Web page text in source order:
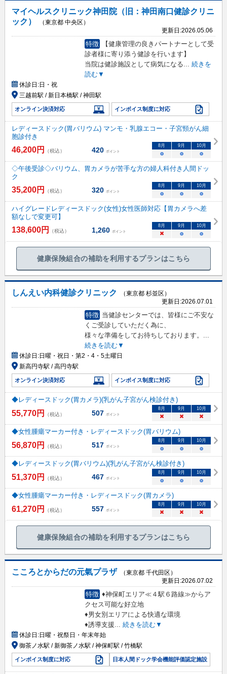
マイヘルスクリニック神田院（旧：神田南口健診クリニ
ック）
（東京都 中央区）
更新日:2026.05.06
特徴
【健康管理の良きパートナーとして受
診者様に寄り添う健診を行います】
当院は健診施設として病気になる
続きを
読む▼
休診日:日・祝
三越前駅 / 新日本橋駅 / 神田駅
オンライン決済対応 インボイス制度に対応
レディースドック(胃バリウム) マンモ・乳腺エコー・子宮頸がん細
胞診付き
46,200円 （税込） 420 ポイント
8 月 9 月 10月
○ ○ ○
◇午後受診◇バリウム、胃カメラが苦手な方の婦人科付き人間ドッ
ク
35,200円 （税込） 320 ポイント
8 月 9 月 10月
○ ○ ○
ハイグレードレディースドック(女性)女性医師対応【胃カメラへ差
額なしで変更可】
138,600円 （税込） 1,260 ポイント
8 月 9 月 10月
× ○ ○
健康保険組合の補助を利用するプランはこちら
しんえい内科健診クリニック
（東京都 杉並区）
更新日:2026.07.01
特徴 当健診センターでは、皆様にご不安な
くご受診していただく為に、
様々な準備をしてお待ちしております。 ...
続きを読む▼
休診日:日曜・祝日・第2・4・5土曜日
新高円寺駅 / 高円寺駅
オンライン決済対応 インボイス制度に対応
◆レディースドック(胃カメラ)(乳がん子宮がん検診付き)
55,770円 （税込） 507 ポイント
8月 9月 10月
× × ×
◆女性腫瘍マーカー付き・レディースドック(胃バリウム)
56,870円 （税込） 517 ポイント
8月 9月 10月
○ ○ ○
◆レディースドック(胃バリウム)(乳がん子宮がん検診付き)
51,370円 （税込） 467 ポイント
8月 9月 10月
○ ○ ○
◆女性腫瘍マーカー付き・レディースドック(胃カメラ)
61,270円 （税込） 557 ポイント
8月 9月 10月
× × ×
健康保険組合の補助を利用するプランはこちら
こころとからだの元氣プラザ
（東京都 千代田区）
更新日:2026.07.02
特徴 ♦神保町エリア≪４駅６路線≫からア
クセス可能な好立地
♦男女別エリアによる快適な環境
♦誘導支援
続きを読む▼
休診日:日曜・祝祭日・年末年始
御茶ノ水駅 / 新御茶ノ水駅 / 神保町駅 / 竹橋駅
インボイス制度に対応 日本人間ドック学会機能評価認定施設